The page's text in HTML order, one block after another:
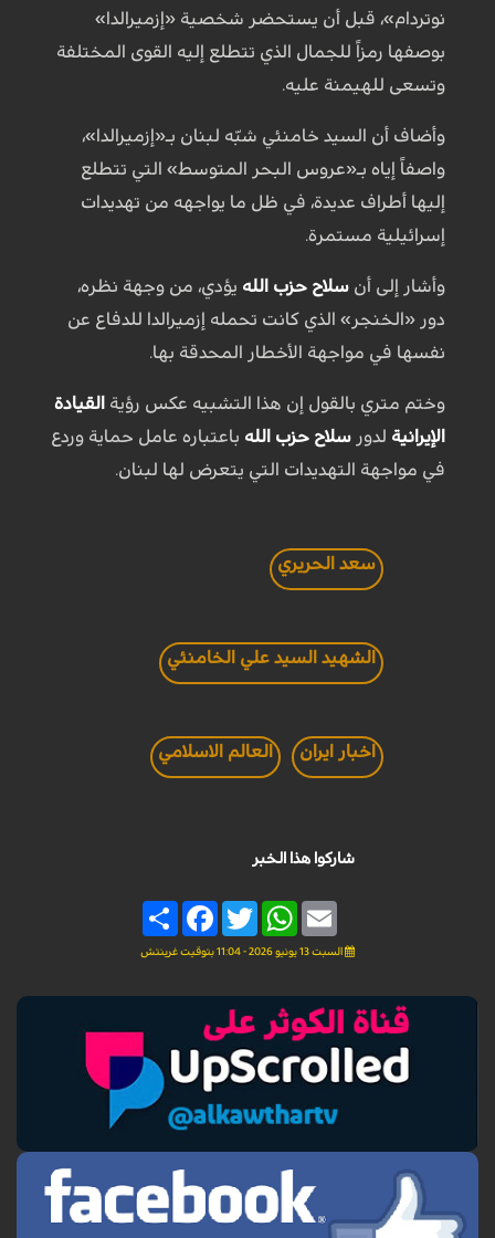
نوتردام»، قبل أن يستحضر شخصية «إزميرالدا»
بوصفها رمزاً للجمال الذي تتطلع إليه القوى المختلفة
وتسعى للهيمنة عليه.
وأضاف أن السيد خامنئي شبّه لبنان بـ«إزميرالدا»،
واصفاً إياه بـ«عروس البحر المتوسط» التي تتطلع
إليها أطراف عديدة، في ظل ما يواجهه من تهديدات
إسرائيلية مستمرة.
وأشار إلى أن سلاح حزب الله يؤدي، من وجهة نظره،
دور «الخنجر» الذي كانت تحمله إزميرالدا للدفاع عن
نفسها في مواجهة الأخطار المحدقة بها.
وختم متري بالقول إن هذا التشبيه عكس رؤية القيادة
الإيرانية لدور سلاح حزب الله باعتباره عامل حماية وردع
في مواجهة التهديدات التي يتعرض لها لبنان.
سعد الحريري
الشهيد السيد علي الخامنئي
اخبار ايران العالم الاسلامي
شاركوا هذا الخبر
Share
FacebookTwitter
WhatsAppEmail
السبت 13 يونيو 2026 - 11:04 بتوقيت غرينتش